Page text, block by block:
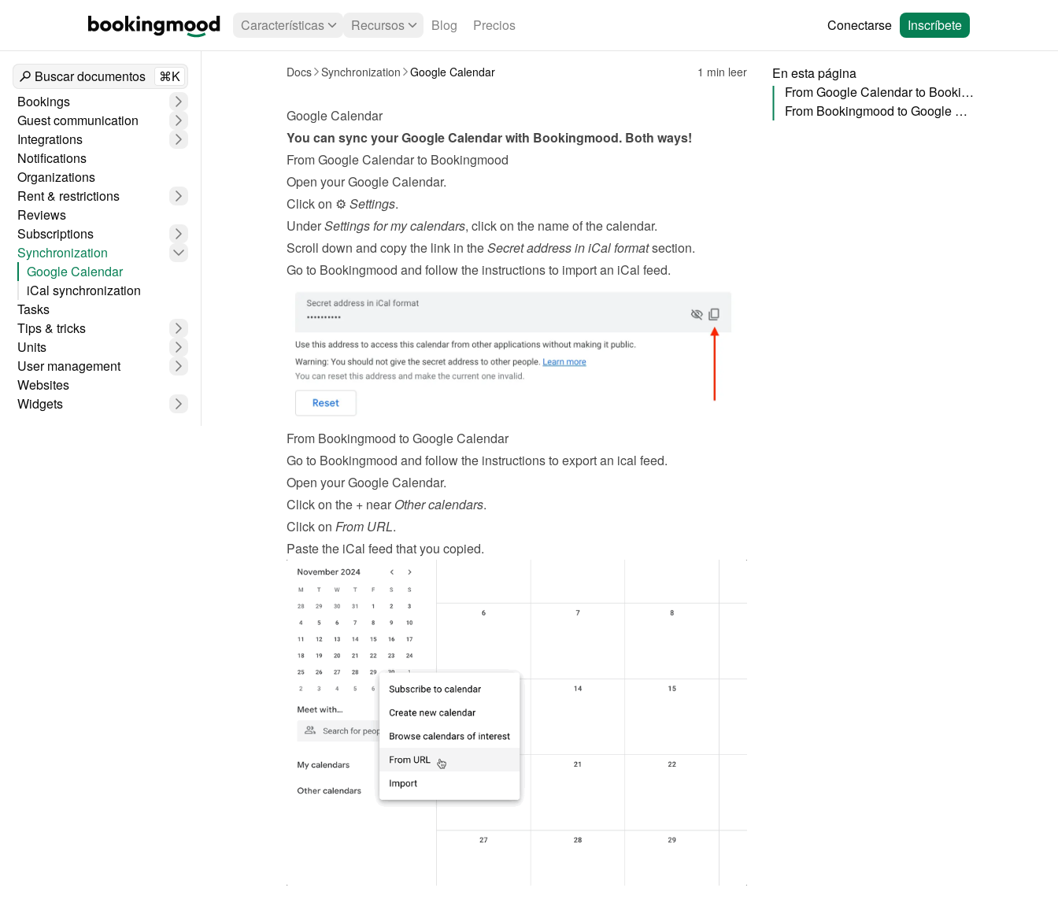
Características Recursos Blog Precios Conectarse Inscríbete
Buscar documentos
⌘K
Bookings
Guest communication
Integrations
Notifications
Organizations
Rent & restrictions
Reviews
Subscriptions
Synchronization
Google Calendar
iCal synchronization
Tasks
Tips & tricks
Units
User management
Websites
Widgets
Docs Synchronization Google Calendar 1 min leer
Google Calendar
You can sync your Google Calendar with Bookingmood. Both ways!
From Google Calendar to Bookingmood
Open your Google Calendar.
Click on ⚙️ Settings.
Under Settings for my calendars, click on the name of the calendar.
Scroll down and copy the link in the Secret address in iCal format section.
Go to Bookingmood and follow the instructions to import an iCal feed.
From Bookingmood to Google Calendar
Go to Bookingmood and follow the instructions to export an ical feed.
Open your Google Calendar.
Click on the + near Other calendars.
Click on From URL.
Paste the iCal feed that you copied.
En esta página
From Google Calendar to Bookingmood
From Bookingmood to Google Calendar